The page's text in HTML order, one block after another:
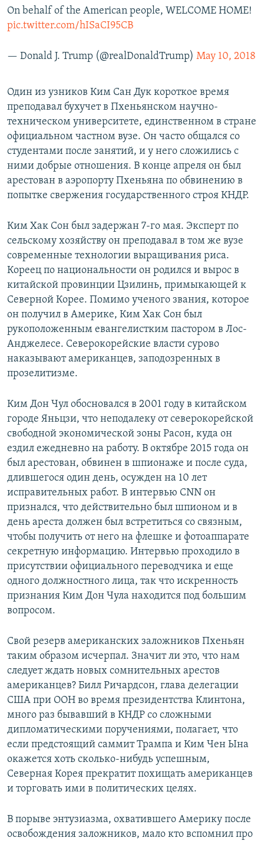
On behalf of the American people, WELCOME HOME!
pic.twitter.com/hISaCI95CB
— Donald J. Trump (@realDonaldTrump) May 10, 2018
Один из узников Ким Сан Дук короткое время
преподавал бухучет в Пхеньянском научно-
техническом университете, единственном в стране
официальном частном вузе. Он часто общался со
студентами после занятий, и у него сложились с
ними добрые отношения. В конце апреля он был
арестован в аэропорту Пхеньяна по обвинению в
попытке свержения государственного строя КНДР.
Ким Хак Сон был задержан 7-го мая. Эксперт по
сельскому хозяйству он преподавал в том же вузе
современные технологии выращивания риса.
Кореец по национальности он родился и вырос в
китайской провинции Цзилинь, примыкающей к
Северной Корее. Помимо ученого звания, которое
он получил в Америке, Ким Хак Сон был
рукоположенным евангелистким пастором в Лос-
Анджелесе. Северокорейские власти сурово
наказывают американцев, заподозренных в
прозелитизме.
Ким Дон Чул обосновался в 2001 году в китайском
городе Яньцзи, что неподалеку от северокорейской
свободной экономической зоны Расон, куда он
ездил ежедневно на работу. В октябре 2015 года он
был арестован, обвинен в шпионаже и после суда,
длившегося один день, осужден на 10 лет
исправительных работ. В интервью CNN он
признался, что действительно был шпионом и в
день ареста должен был встретиться со связным,
чтобы получить от него на флешке и фотоаппарате
секретную информацию. Интервью проходило в
присутствии официального переводчика и еще
одного должностного лица, так что искренность
признания Ким Дон Чула находится под большим
вопросом.
Свой резерв американских заложников Пхеньян
таким образом исчерпал. Значит ли это, что нам
следует ждать новых сомнительных арестов
американцев? Билл Ричардсон, глава делегации
США при ООН во время президентства Клинтона,
много раз бывавший в КНДР со сложными
дипломатическими поручениями, полагает, что
если предстоящий саммит Трампа и Ким Чен Ына
окажется хоть сколько-нибудь успешным,
Северная Корея прекратит похищать американцев
и торговать ими в политических целях.
В порыве энтузиазма, охватившего Америку после
освобождения заложников, мало кто вспомнил про